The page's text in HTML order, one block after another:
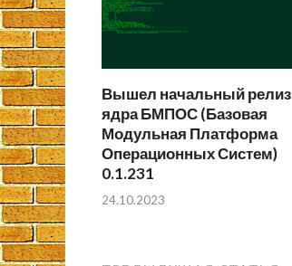
Вышел начальный релиз
ядра БМПОС (Базовая
Модульная Платформа
Операционных Систем)
0.1.231
24.10.2023